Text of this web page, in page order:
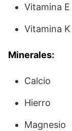
Vitamina E
Vitamina K
Minerales:
Calcio
Hierro
Magnesio